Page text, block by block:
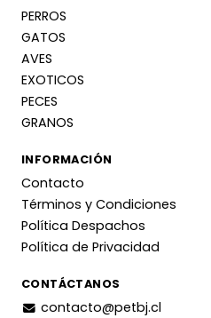
PERROS
GATOS
AVES
EXOTICOS
PECES
GRANOS
INFORMACIÓN
Contacto
Términos y Condiciones
Política Despachos
Política de Privacidad
CONTÁCTANOS
contacto@petbj.cl